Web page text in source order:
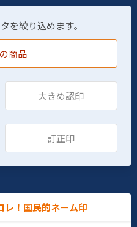
を絞り込めます。
商品
大きめ認印
訂正印
レ！国民的ネーム印